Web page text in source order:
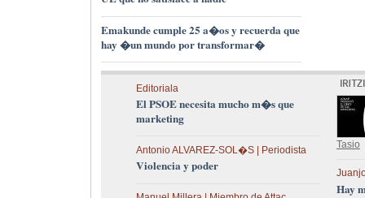
Emakunde cumple 25 a�os y recuerda que
hay �un mundo por transformar�
Editoriala
El PSOE necesita mucho m�s que
marketing
Antonio ALVAREZ-SOL�S | Periodista
Violencia y poder
Tasio
Hay